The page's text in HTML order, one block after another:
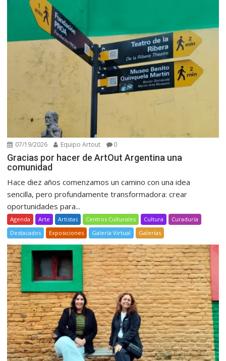
07/19/2026 Equipo Artout 0
Gracias por hacer de ArtOut Argentina una
comunidad
Hace diez años comenzamos un camino con una idea
sencilla, pero profundamente transformadora: crear
oportunidades para...
Agenda Arte Artistas Centros Culturales Cultura
Curaduría
Destacados
Exposiciones Galería Virtual Galerías